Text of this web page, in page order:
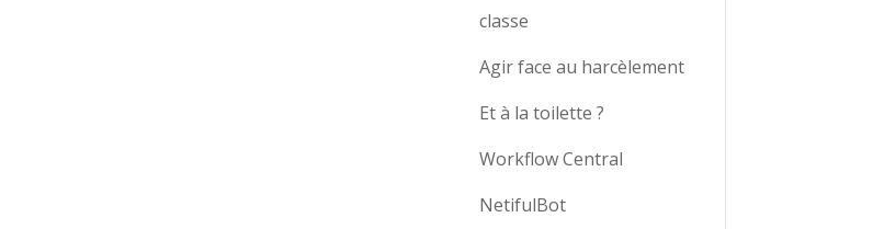
classe
Agir face au harcèlement
Et à la toilette ?
Workflow Central
NetifulBot